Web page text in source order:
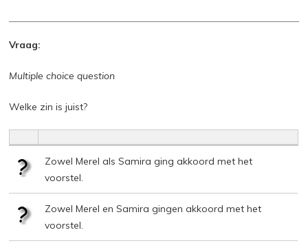
Vraag:
Multiple choice question
Welke zin is juist?
Zowel Merel als Samira ging akkoord met het
voorstel.
Zowel Merel en Samira gingen akkoord met het
voorstel.